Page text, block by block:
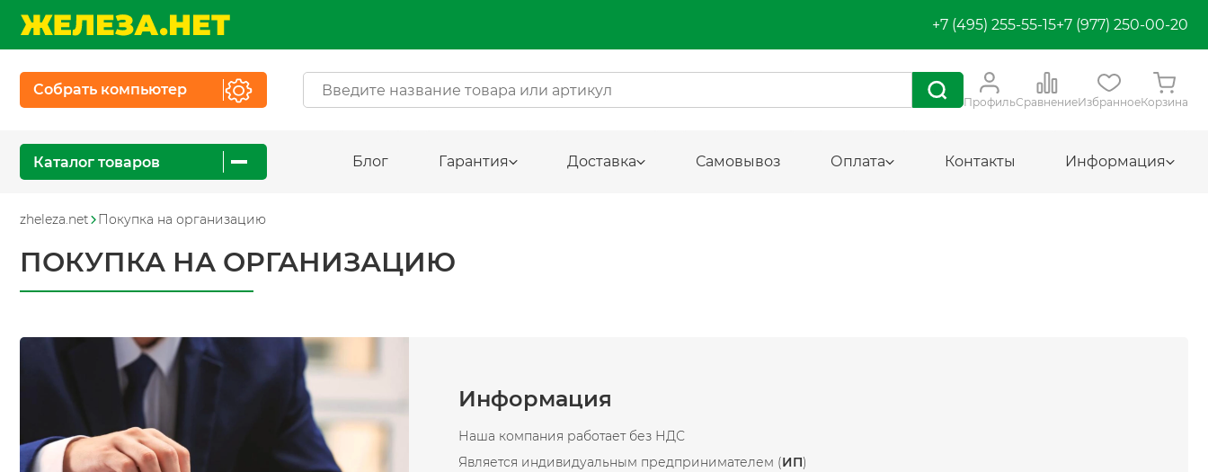
+7 (495) 255-55-15+7 (977) 250-00-20
Собрать компьютер
ПрофильСравнениеИзбранноеКорзина
Каталог товаров Блог Гарантия Доставка Самовывоз Оплата Контакты Информация
zheleza.net Покупка на организацию
ПОКУПКА НА ОРГАНИЗАЦИЮ
Информация
Наша компания работает без НДС
Является индивидуальным предпринимателем (ИП)